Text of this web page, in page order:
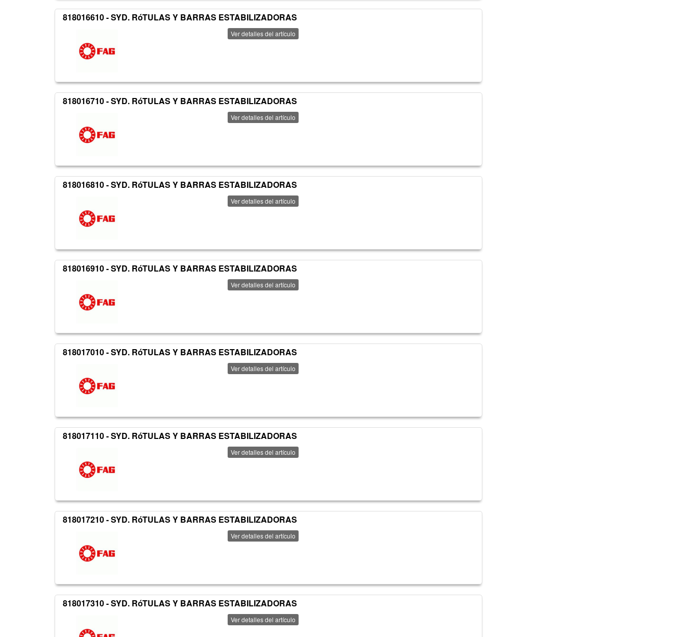
818016610 - SYD. RóTULAS Y BARRAS ESTABILIZADORAS
Ver detalles del artículo
818016710 - SYD. RóTULAS Y BARRAS ESTABILIZADORAS
Ver detalles del artículo
818016810 - SYD. RóTULAS Y BARRAS ESTABILIZADORAS
Ver detalles del artículo
818016910 - SYD. RóTULAS Y BARRAS ESTABILIZADORAS
Ver detalles del artículo
818017010 - SYD. RóTULAS Y BARRAS ESTABILIZADORAS
Ver detalles del artículo
818017110 - SYD. RóTULAS Y BARRAS ESTABILIZADORAS
Ver detalles del artículo
818017210 - SYD. RóTULAS Y BARRAS ESTABILIZADORAS
Ver detalles del artículo
818017310 - SYD. RóTULAS Y BARRAS ESTABILIZADORAS
Ver detalles del artículo